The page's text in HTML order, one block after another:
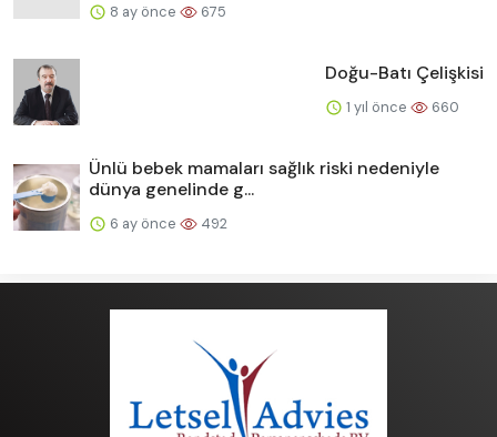
8 ay önce 675
Doğu-Batı Çelişkisi
1 yıl önce 660
Ünlü bebek mamaları sağlık riski nedeniyle
dünya genelinde g...
6 ay önce 492